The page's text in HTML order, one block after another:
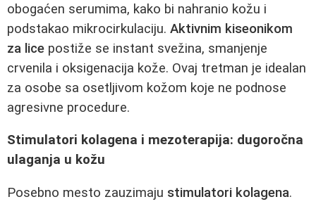
obogaćen serumima, kako bi nahranio kožu i
podstakao mikrocirkulaciju. Aktivnim kiseonikom
za lice postiže se instant svežina, smanjenje
crvenila i oksigenacija kože. Ovaj tretman je idealan
za osobe sa osetljivom kožom koje ne podnose
agresivne procedure.
Stimulatori kolagena i mezoterapija: dugoročna
ulaganja u kožu
Posebno mesto zauzimaju stimulatori kolagena.